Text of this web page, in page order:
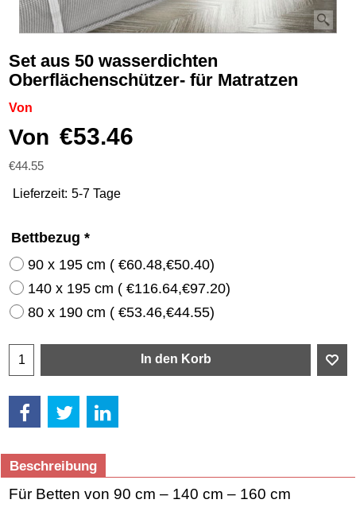
Set aus 50 wasserdichten
Oberflächenschützer- für Matratzen
Von
Von €53.46
€44.55
Lieferzeit: 5-7 Tage
Bettbezug *
90 x 195 cm ( €60.48,€50.40)
140 x 195 cm ( €116.64,€97.20)
80 x 190 cm ( €53.46,€44.55)
In den Korb
Beschreibung
Für Betten von 90 cm – 140 cm – 160 cm